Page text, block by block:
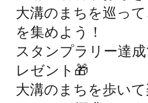
大溝のまちを巡っ
を集めよう！
スタンプラリー達
レゼント🎁
大溝のまちを歩い